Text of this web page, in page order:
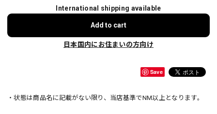
International shipping available
Add to cart
日本国内にお住まいの方向け
Save
・状態は商品名に記載がない限り、当店基準でNM以上となります。